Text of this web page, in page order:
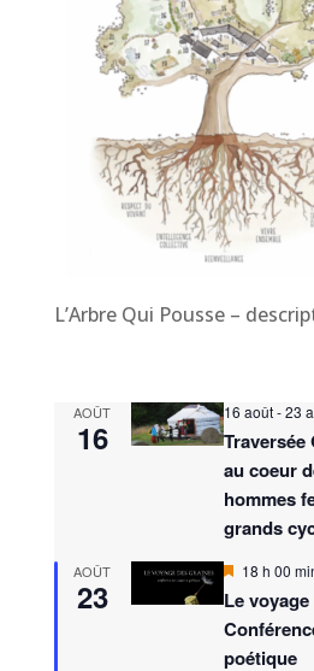
L’Arbre Qui Pousse –
AOÛT
16
16 août-23
Traversée
au coeur
hommes
grands
AOÛT
23
M
s
e
a
18 h 00
Le
poétique